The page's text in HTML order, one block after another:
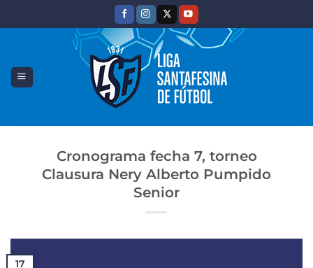
Cronograma fecha 7, torneo
Clausura Nery Alberto Pumpido
Senior
17